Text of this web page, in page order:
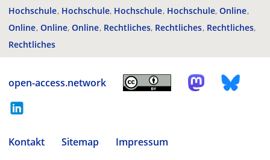
Hochschule Hochschule Hochschule Hochschule Online
Online Online Online Rechtliches Rechtliches Rechtliches
Rechtliches
open-access.network
Kontakt Sitemap
Impressum